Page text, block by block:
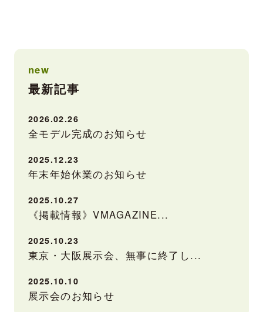
new
最新記事
2026.02.26
全モデル完成のお知らせ
2025.12.23
年末年始休業のお知らせ
2025.10.27
《掲載情報》VMAGAZINE...
2025.10.23
東京・大阪展示会、無事に終了し...
2025.10.10
展示会のお知らせ